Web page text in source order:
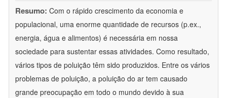
Resumo: Com o rápido crescimento da economia e
populacional, uma enorme quantidade de recursos (p.ex.,
energia, água e alimentos) é necessária em nossa
sociedade para sustentar essas atividades. Como resultado,
vários tipos de poluição têm sido produzidos. Entre os vários
problemas de poluição, a poluição do ar tem causado
grande preocupação em todo o mundo devido à sua